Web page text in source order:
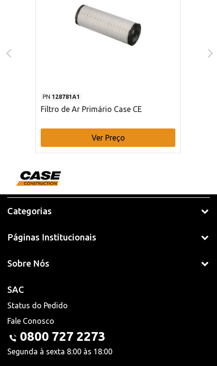
PN 128781A1
Filtro de Ar Primário Case CE
Ver Preço
Categorias
Páginas Institucionais
Sobre Nós
SAC
Status do Pedido
Fale Conosco
0800 727 2273
Segunda à sexta 8:00 às 18:00